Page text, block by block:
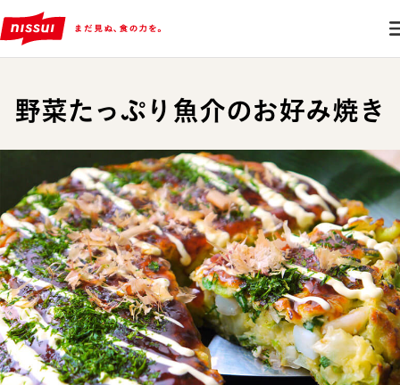
野菜たっぷり魚介のお好み焼き